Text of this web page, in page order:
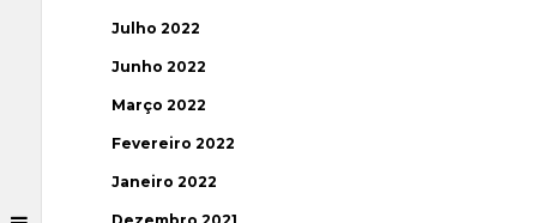
Julho 2022
Junho 2022
Março 2022
Fevereiro 2022
Janeiro 2022